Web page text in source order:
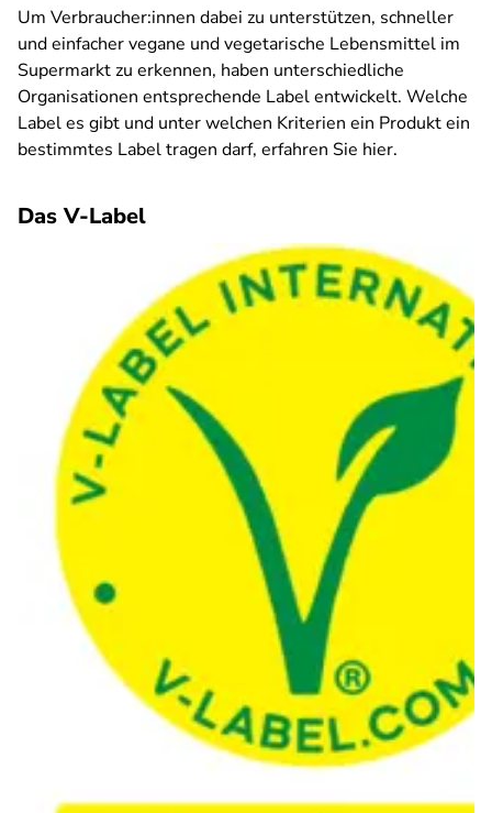
Um Verbraucher:innen dabei zu unterstützen, schneller
und einfacher vegane und vegetarische Lebensmittel im
Supermarkt zu erkennen, haben unterschiedliche
Organisationen entsprechende Label entwickelt. Welche
Label es gibt und unter welchen Kriterien ein Produkt ein
bestimmtes Label tragen darf, erfahren Sie hier.
Das V-Label